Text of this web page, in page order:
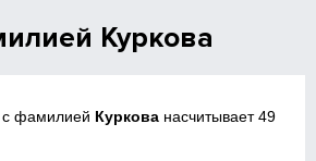
Куркова
фамилией Куркова насчитывает 49